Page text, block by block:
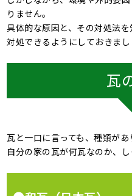
りません。
具体的な原因と、その対処法
対処できるようにしておきまし
瓦
瓦と一口に言っても、種類があ
自分の家の瓦が何瓦なのか、